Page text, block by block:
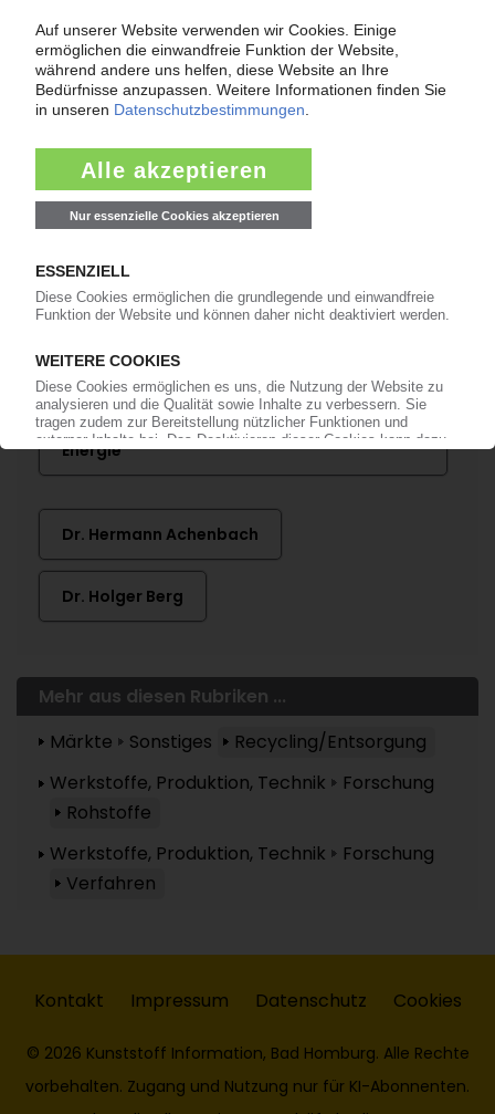
Jetzt kostenlos testen
Bereits KI-Abonnent? Jetzt
Mehr zu ...
SKZ - Das Kunststoff-Zentrum
Wuppertal Institut für Klima, Umwelt,
Energie
Dr. Hermann Achenbach
Dr. Holger Berg
Mehr aus diesen Rubriken ...
Märkte
Sonstiges
Recycling/Entsorgung
Werkstoffe, Produktion, Technik
Forschung
Rohstoffe
Werkstoffe, Produktion, Technik
Forschung
Verfahren
Kontakt Impressum Datenschutz Cookies
© 2026 Kunststoff Information, Bad Homburg. Alle Rechte
vorbehalten. Zugang und Nutzung nur für KI-Abonnenten.